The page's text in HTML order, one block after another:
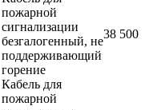
пожарной
сигнализации
безгалогенный, не
поддерживающий
горение
38 500
Кабель для
пожарной